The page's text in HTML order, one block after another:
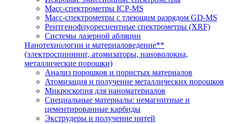
Масс-спектрометры ICP-MS
Масс-спектрометры с тлеющим разрядом GD-MS
Рентгенофлуоресцентные спектрометры (XRF)
Системы лазерной абляции
Нанотехнологии и материаловедение**
(электроспиннинг, атомизаторы, нановолокна,
металлические порошки)
Анализ порошков и пористых материалов
Атомизация и получение металлических порошков
Микроскопия для наноматериалов
Специальные материалы: немагнитные и
цементированные карбиды
Экструдеры и получение нитей